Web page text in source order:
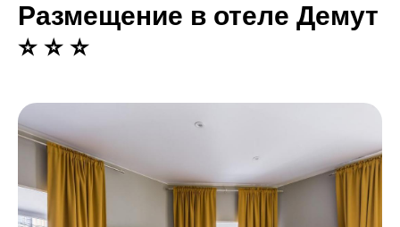
Размещение в отеле Демут
⭐ ⭐ ⭐